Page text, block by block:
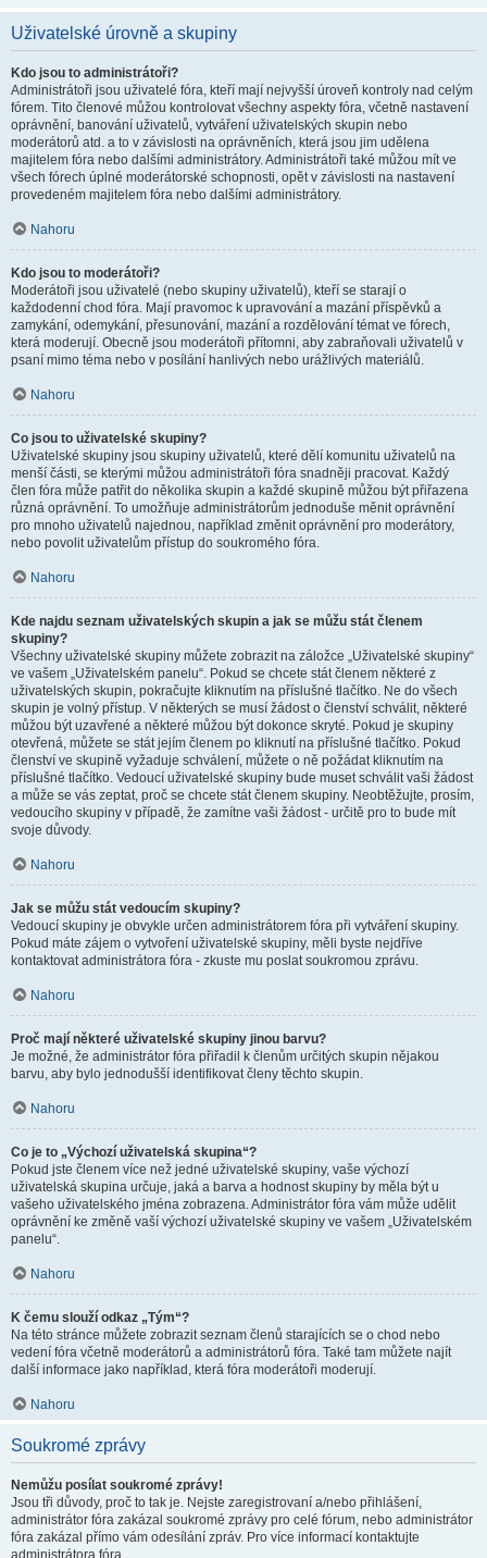
Uživatelské úrovně a skupiny
Kdo jsou to administrátoři?
Administrátoři jsou uživatelé fóra, kteří mají nejvyšší úroveň kontroly nad celým
fórem. Tito členové můžou kontrolovat všechny aspekty fóra, včetně nastavení
oprávnění, banování uživatelů, vytváření uživatelských skupin nebo
moderátorů atd. a to v závislosti na oprávněních, která jsou jim udělena
majitelem fóra nebo dalšími administrátory. Administrátoři také můžou mít ve
všech fórech úplné moderátorské schopnosti, opět v závislosti na nastavení
provedeném majitelem fóra nebo dalšími administrátory.
Nahoru
Kdo jsou to moderátoři?
Moderátoři jsou uživatelé (nebo skupiny uživatelů), kteří se starají o
každodenní chod fóra. Mají pravomoc k upravování a mazání příspěvků a
zamykání, odemykání, přesunování, mazání a rozdělování témat ve fórech,
která moderují. Obecně jsou moderátoři přítomni, aby zabraňovali uživatelů v
psaní mimo téma nebo v posílání hanlivých nebo urážlivých materiálů.
Nahoru
Co jsou to uživatelské skupiny?
Uživatelské skupiny jsou skupiny uživatelů, které dělí komunitu uživatelů na
menší části, se kterými můžou administrátoři fóra snadněji pracovat. Každý
člen fóra může patřit do několika skupin a každé skupině můžou být přiřazena
různá oprávnění. To umožňuje administrátorům jednoduše měnit oprávnění
pro mnoho uživatelů najednou, například změnit oprávnění pro moderátory,
nebo povolit uživatelům přístup do soukromého fóra.
Nahoru
Kde najdu seznam uživatelských skupin a jak se můžu stát členem
skupiny?
Všechny uživatelské skupiny můžete zobrazit na záložce „Uživatelské skupiny“
ve vašem „Uživatelském panelu“. Pokud se chcete stát členem některé z
uživatelských skupin, pokračujte kliknutím na příslušné tlačítko. Ne do všech
skupin je volný přístup. V některých se musí žádost o členství schválit, některé
můžou být uzavřené a některé můžou být dokonce skryté. Pokud je skupiny
otevřená, můžete se stát jejím členem po kliknutí na příslušné tlačítko. Pokud
členství ve skupině vyžaduje schválení, můžete o ně požádat kliknutím na
příslušné tlačítko. Vedoucí uživatelské skupiny bude muset schválit vaši žádost
a může se vás zeptat, proč se chcete stát členem skupiny. Neobtěžujte, prosím,
vedoucího skupiny v případě, že zamítne vaši žádost - určitě pro to bude mít
svoje důvody.
Nahoru
Jak se můžu stát vedoucím skupiny?
Vedoucí skupiny je obvykle určen administrátorem fóra při vytváření skupiny.
Pokud máte zájem o vytvoření uživatelské skupiny, měli byste nejdříve
kontaktovat administrátora fóra - zkuste mu poslat soukromou zprávu.
Nahoru
Proč mají některé uživatelské skupiny jinou barvu?
Je možné, že administrátor fóra přiřadil k členům určitých skupin nějakou
barvu, aby bylo jednodušší identifikovat členy těchto skupin.
Nahoru
Co je to „Výchozí uživatelská skupina“?
Pokud jste členem více než jedné uživatelské skupiny, vaše výchozí
uživatelská skupina určuje, jaká a barva a hodnost skupiny by měla být u
vašeho uživatelského jména zobrazena. Administrátor fóra vám může udělit
oprávnění ke změně vaší výchozí uživatelské skupiny ve vašem „Uživatelském
panelu“.
Nahoru
K čemu slouží odkaz „Tým“?
Na této stránce můžete zobrazit seznam členů starajících se o chod nebo
vedení fóra včetně moderátorů a administrátorů fóra. Také tam můžete najít
další informace jako například, která fóra moderátoři moderují.
Nahoru
Soukromé zprávy
Nemůžu posílat soukromé zprávy!
Jsou tři důvody, proč to tak je. Nejste zaregistrovaní a/nebo přihlášení,
administrátor fóra zakázal soukromé zprávy pro celé fórum, nebo administrátor
fóra zakázal přímo vám odesílání zpráv. Pro více informací kontaktujte
administrátora fóra.